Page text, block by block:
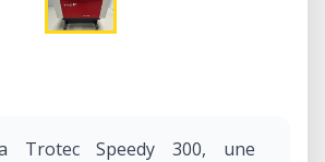
Trotec Speedy 300, une